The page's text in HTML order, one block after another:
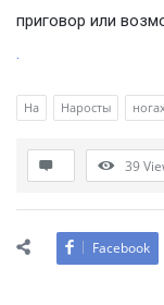
приговор или
.
На Наросты
39
Facebook